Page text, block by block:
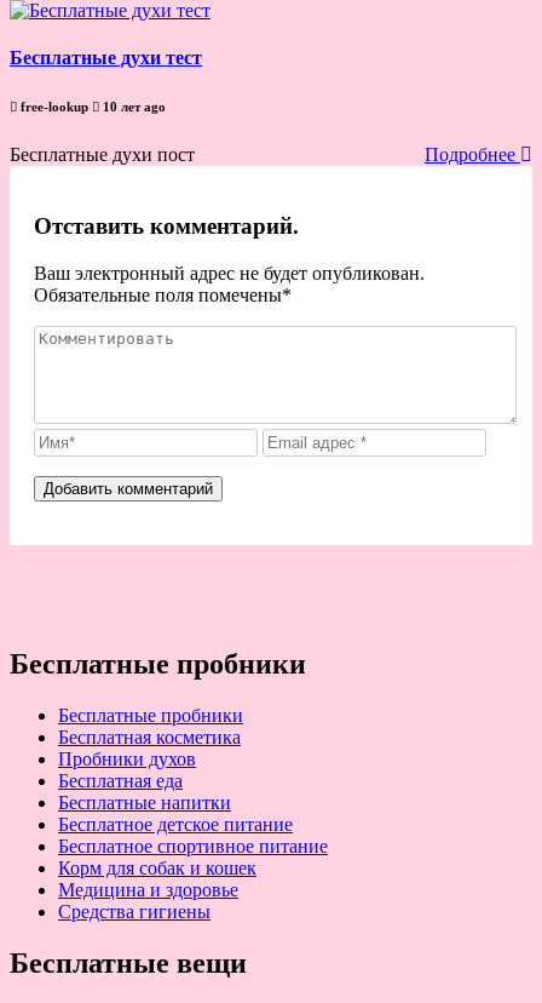
Бесплатные духи тест
free-lookup 10 лет ago
Бесплатные духи пост Подробнее
Отставить комментарий.
Ваш электронный адрес не будет опубликован.
Обязательные поля помечены*
Бесплатные пробники
Бесплатные пробники
Бесплатная косметика
Пробники духов
Бесплатная еда
Бесплатные напитки
Бесплатное детское питание
Бесплатное спортивное питание
Корм для собак и кошек
Медицина и здоровье
Средства гигиены
Бесплатные вещи